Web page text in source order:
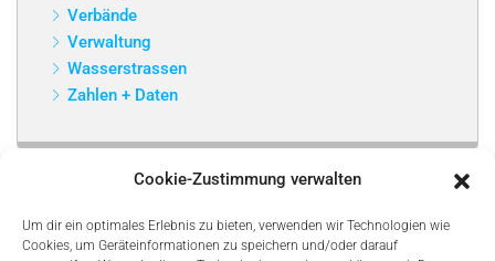
Cookie-Zustimmung verwalten
Um dir ein optimales Erlebnis zu bieten, verwenden wir Technologien wie
Cookies, um Geräteinformationen zu speichern und/oder darauf
Verbände
Verwaltung
Wasserstrassen
Zahlen + Daten